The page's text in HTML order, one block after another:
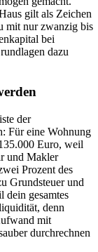
gilt als Zeichen
mit nur zwanzig bis
bei
dazu
der
Für eine Wohnung
Euro, weil
und Makler
Prozent des
Grundsteuer und
dein gesamtes
denn
mit
durchrechnen